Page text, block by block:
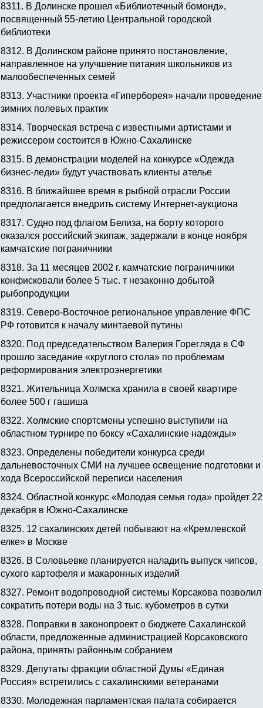
8311. В Долинске прошел «Библиотечный бомонд»,
посвященный 55-летию Центральной городской
библиотеки
8312. В Долинском районе принято постановление,
направленное на улучшение питания школьников из
малообеспеченных семей
8313. Участники проекта «Гиперборея» начали проведение
зимних полевых практик
8314. Творческая встреча с известными артистами и
режиссером состоится в Южно-Сахалинске
8315. В демонстрации моделей на конкурсе «Одежда
бизнес-леди» будут участвовать клиенты ателье
8316. В ближайшее время в рыбной отрасли России
предполагается внедрить систему Интернет-аукциона
8317. Судно под флагом Белиза, на борту которого
оказался российский экипаж, задержали в конце ноября
камчатские пограничники
8318. За 11 месяцев 2002 г. камчатские пограничники
конфисковали более 5 тыс. т незаконно добытой
рыбопродукции
8319. Северо-Восточное региональное управление ФПС
РФ готовится к началу минтаевой путины
8320. Под председательством Валерия Горегляда в СФ
прошло заседание «круглого стола» по проблемам
реформирования электроэнергетики
8321. Жительница Холмска хранила в своей квартире
более 500 г гашиша
8322. Холмские спортсмены успешно выступили на
областном турнире по боксу «Сахалинские надежды»
8323. Определены победители конкурса среди
дальневосточных СМИ на лучшее освещение подготовки и
хода Всероссийской переписи населения
8324. Областной конкурс «Молодая семья года» пройдет 22
декабря в Южно-Сахалинске
8325. 12 сахалинских детей побывают на «Кремлевской
елке» в Москве
8326. В Соловьевке планируется наладить выпуск чипсов,
сухого картофеля и макаронных изделий
8327. Ремонт водопроводной системы Корсакова позволил
сократить потери воды на 3 тыс. кубометров в сутки
8328. Поправки в законопроект о бюджете Сахалинской
области, предложенные администрацией Корсаковского
района, приняты районным собранием
8329. Депутаты фракции областной Думы «Единая
Россия» встретились с сахалинскими ветеранами
8330. Молодежная парламентская палата собирается